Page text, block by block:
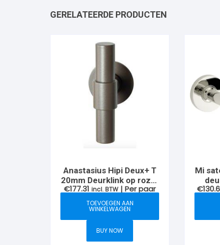
GERELATEERDE PRODUCTEN
Anastasius Hipi Deux+ T
20mm Deurklink op rozet
RVS-Mocca-Blend
€177.31 incl. BTW | Per paar
TOEVOEGEN AAN
WINKELWAGEN
BUY NOW
Mi
€